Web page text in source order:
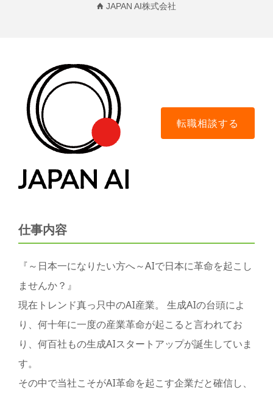
JAPAN AI株式会社
仕事内容
『～日本一になりたい方へ～AIで日本に革命を起こし
ませんか？』
現在トレンド真っ只中のAI産業。 生成AIの台頭によ
り、何十年に一度の産業革命が起こると言われてお
り、何百社もの生成AIスタートアップが誕生していま
す。
その中で当社こそがAI革命を起こす企業だと確信し、